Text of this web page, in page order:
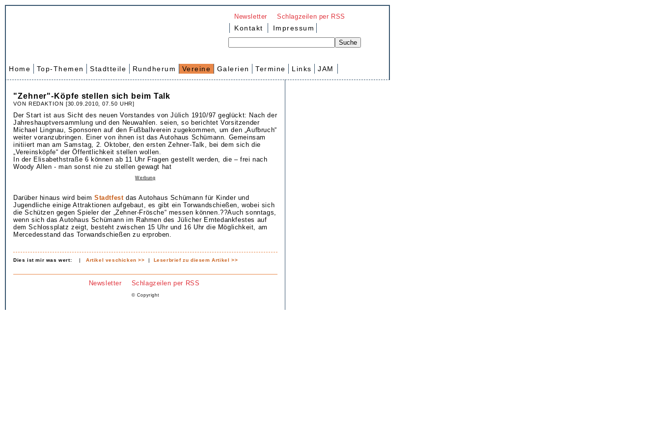
Newsletter Schlagzeilen per RSS
Kontakt Impressum
Home Top-Themen Stadtteile Rundherum Vereine Galerien Termine Links JAM
"Zehner"-Köpfe stellen sich beim Talk
VON REDAKTION [30.09.2010, 07.50 UHR]
Der Start ist aus Sicht des neuen Vorstandes von Jülich 1910/97 geglückt: Nach der
Jahreshauptversammlung und den Neuwahlen. seien, so berichtet Vorsitzender
Michael Lingnau, Sponsoren auf den Fußballverein zugekommen, um den „Aufbruch“
weiter voranzubringen. Einer von ihnen ist das Autohaus Schümann. Gemeinsam
initiiert man am Samstag, 2. Oktober, den ersten Zehner-Talk, bei dem sich die
„Vereinsköpfe“ der Öffentlichkeit stellen wollen.
In der Elisabethstraße 6 können ab 11 Uhr Fragen gestellt werden, die – frei nach
Woody Allen - man sonst nie zu stellen gewagt hat
Werbung
Darüber hinaus wird beim Stadtfestdas Autohaus Schümann für Kinder und
Jugendliche einige Attraktionen aufgebaut, es gibt ein Torwandschießen, wobei sich
die Schützen gegen Spieler der „Zehner-Frösche“ messen können.??Auch sonntags,
wenn sich das Autohaus Schümann im Rahmen des Jülicher Erntedankfestes auf
dem Schlossplatz zeigt, besteht zwischen 15 Uhr und 16 Uhr die Möglichkeit, am
Mercedesstand das Torwandschießen zu erproben.
Dies ist mir was wert: |Artikel veschicken >> | Leserbrief zu diesem Artikel >>
Newsletter Schlagzeilen per RSS
© Copyright